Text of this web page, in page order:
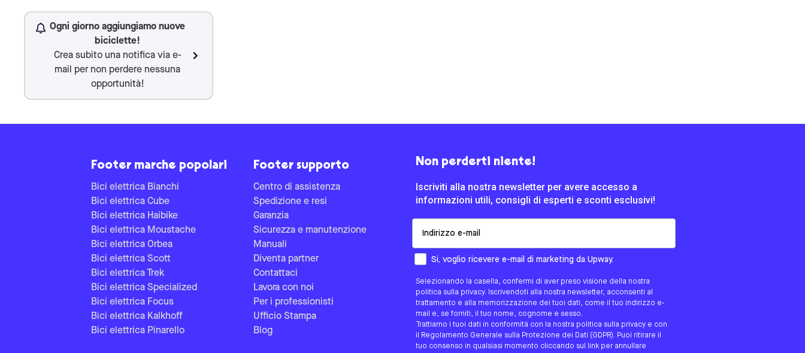
Ogni giorno aggiungiamo nuove
biciclette!
Crea subito una notifica via e-
mail per non perdere nessuna
opportunità!
Footer marche popolari
Bici elettrica Bianchi
Bici elettrica Cube
Bici elettrica Haibike
Bici elettrica Moustache
Bici elettrica Orbea
Bici elettrica Scott
Bici elettrica Trek
Bici elettrica Specialized
Bici elettrica Focus
Bici elettrica Kalkhoff
Bici elettrica Pinarello
Footer supporto
Centro di assistenza
Spedizione e resi
Garanzia
Sicurezza e manutenzione
Manuali
Diventa partner
Contattaci
Lavora con noi
Per i professionisti
Ufficio Stampa
Blog
Non perderti niente!
Iscriviti alla nostra newsletter per avere accesso a
informazioni utili, consigli di esperti e sconti esclusivi!
Come preferisci essere contattato/a?
Si, voglio ricevere e-mail di marketing da Upway.
Selezionando la casella, confermi di aver preso visione della nostra
politica sulla privacy. Iscrivendoti alla nostra newsletter, acconsenti al
trattamento e alla memorizzazione dei tuoi dati, come il tuo indirizzo e-
mail e, se forniti, il tuo nome, cognome e sesso.
Trattiamo i tuoi dati in conformità con la nostra politica sulla privacy e con
il Regolamento Generale sulla Protezione dei Dati (GDPR). Puoi ritirare il
tuo consenso in qualsiasi momento cliccando sul link per annullare